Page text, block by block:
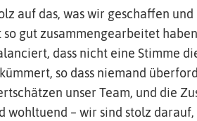
auf das, was wir geschaffen
so gut zusammengearbeitet
dass nicht eine Stimme
so dass niemand
unser Team, und die
wohltuend – wir sind stolz